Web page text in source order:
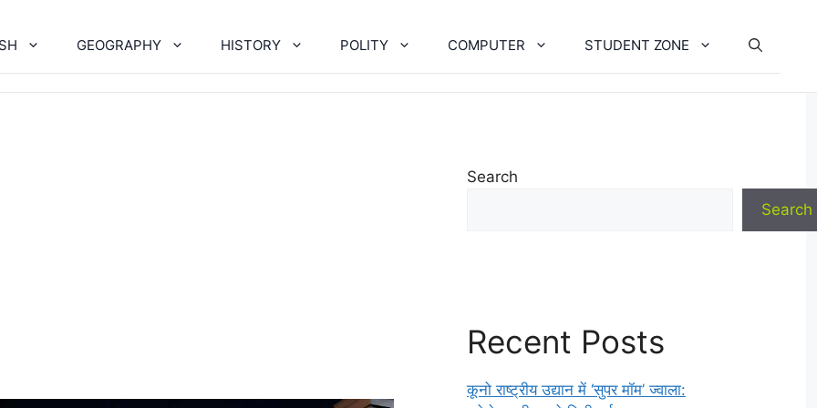
GEOGRAPHY HISTORY POLITY COMPUTER STUDENT ZONE
Search
Search
Recent Posts
कूनो राष्ट्रीय उद्यान में ‘सुपर मॉम’ ज्वाला: